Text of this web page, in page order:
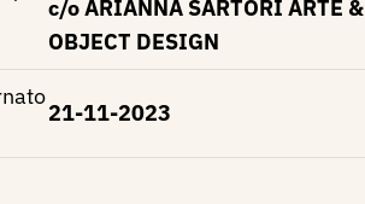
c/o ARIANNA SARTORI ARTE &
OBJECT DESIGN
21-11-2023